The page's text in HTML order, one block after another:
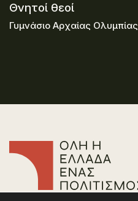
Θνητοί θεοί
Γυμνάσιο Αρχαίας Ολυμπίας